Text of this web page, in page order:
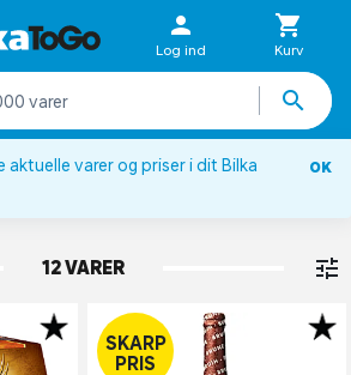
aktuelle varer og priser i dit Bilka
OK
Log ind Kurv
12 VARER
SKARP
PRIS